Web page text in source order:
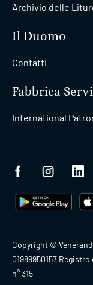
Archivio delle
Il Duomo
Contatti
Fabbrica
International
Copyright ©
01989950157
n° 315